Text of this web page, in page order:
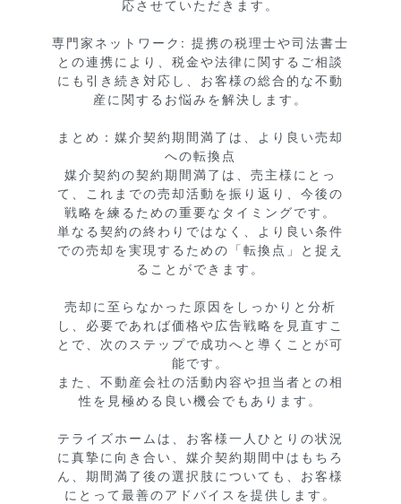
応させていただきます。
専門家ネットワーク: 提携の税理士や司法書士
との連携により、税金や法律に関するご相談
にも引き続き対応し、お客様の総合的な不動
産に関するお悩みを解決します。
まとめ：媒介契約期間満了は、より良い売却
への転換点
媒介契約の契約期間満了は、売主様にとっ
て、これまでの売却活動を振り返り、今後の
戦略を練るための重要なタイミングです。
単なる契約の終わりではなく、より良い条件
での売却を実現するための「転換点」と捉え
ることができます。
売却に至らなかった原因をしっかりと分析
し、必要であれば価格や広告戦略を見直すこ
とで、次のステップで成功へと導くことが可
能です。
また、不動産会社の活動内容や担当者との相
性を見極める良い機会でもあります。
テライズホームは、お客様一人ひとりの状況
に真摯に向き合い、媒介契約期間中はもちろ
ん、期間満了後の選択肢についても、お客様
にとって最善のアドバイスを提供します。